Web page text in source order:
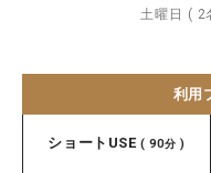
土曜日 ( 2
利用
ショートUSE( 90分 )